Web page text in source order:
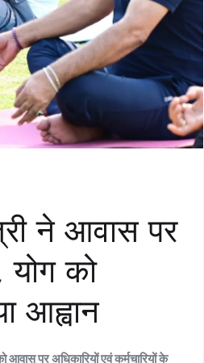
ने आवास पर
योग को
आह्वान
पर अधिकारियों एवं कर्मचारियों के